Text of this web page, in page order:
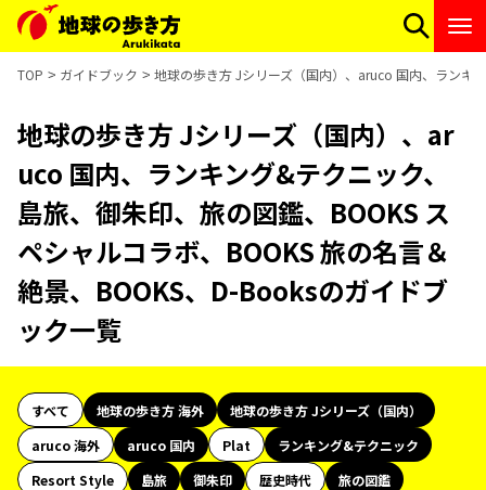
TOP ガイドブック 地球の歩き方 Jシリーズ（国内）、aruco 国内、ランキ
地球の歩き方 Jシリーズ（国内）、ar
uco 国内、ランキング&テクニック、
島旅、御朱印、旅の図鑑、BOOKS ス
ペシャルコラボ、BOOKS 旅の名言＆
絶景、BOOKS、D-Booksのガイドブ
ック一覧
すべて 地球の歩き方 海外
地球の歩き方 Jシリーズ（国内）
aruco 海外
aruco 国内 Plat
ランキング&テクニック
Resort Style
島旅 御朱印 歴史時代
旅の図鑑